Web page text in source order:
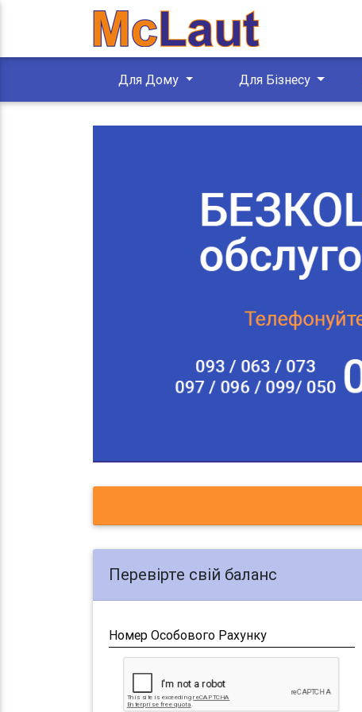
Для Дому Для Бізнесу
Перевірте свій баланс
Номер Особового Рахунку